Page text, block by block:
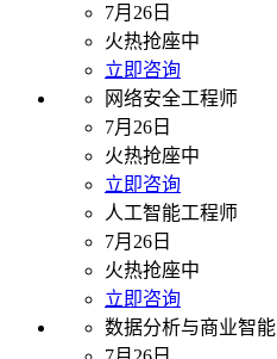
7月26日
火热抢座中
立即咨询
网络安全工程师
7月26日
火热抢座中
立即咨询
人工智能工程师
7月26日
火热抢座中
立即咨询
数据分析与商业智能